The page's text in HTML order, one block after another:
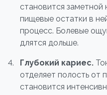
становится
пищевые остатки в
процесс. Болевые
длятся дольше.
Глубокий кариес.
отделяет полость от
становится